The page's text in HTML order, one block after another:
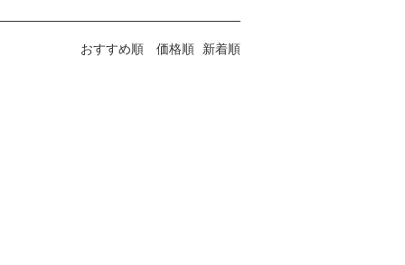
おすすめ順 価格順 新着順